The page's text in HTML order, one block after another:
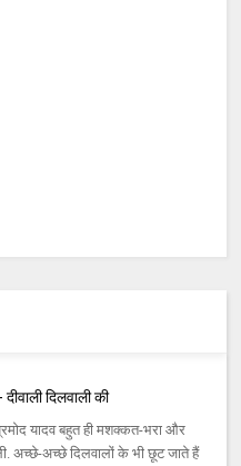
दिलवाली की
यादव बहुत ही मशक्कत-भरा और
अच्छे-अच्छे दिलवालों के भी छूट जाते हैं